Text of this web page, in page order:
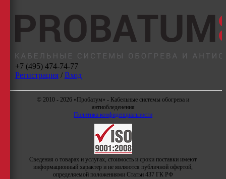
+7 (495) 474-74-77
Регистрация/ Вход
© 2010 - 2026 «Пробатум» - Кабельные системы обогрева и
антиобледенения
Политика конфиденциальности
Сведения о товарах и услугах, стоимость и сроки поставки имеют
информационный характер и не являются публичной офертой,
определяемой положениями Статьи 437 ГК РФ